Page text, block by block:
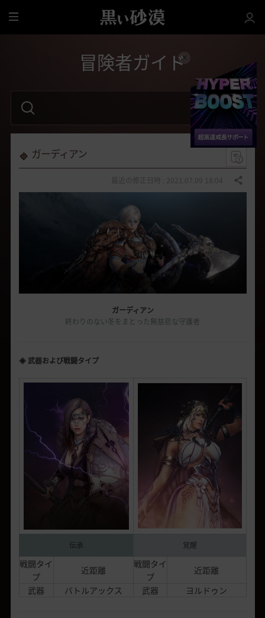
全
冒険者ガイド
句
を
ガーディアン
共有する
ガーディアン
終わりのない冬をまとった無慈悲な守護者
◈ 武器および戦闘タイプ
伝承 覚醒
戦闘タイ
プ
近距離
戦闘タイ
プ
近距離
武器
バトルアックス 武器 ヨルドゥン